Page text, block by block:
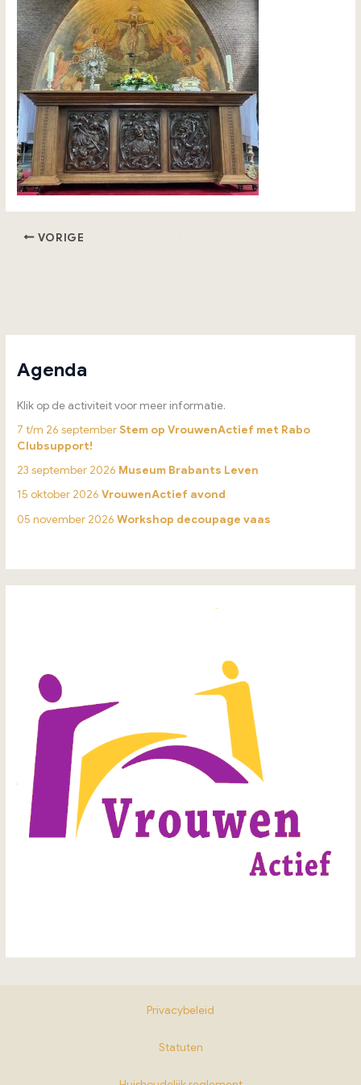
VORIGE
Agenda
Klik op de activiteit voor meer informatie.
7 t/m 26 septemberStem op VrouwenActief met Rabo
Clubsupport!
23 september 2026 Museum Brabants Leven
15 oktober 2026VrouwenActief avond
05 november 2026Workshop decoupage vaas
Privacybeleid
Statuten